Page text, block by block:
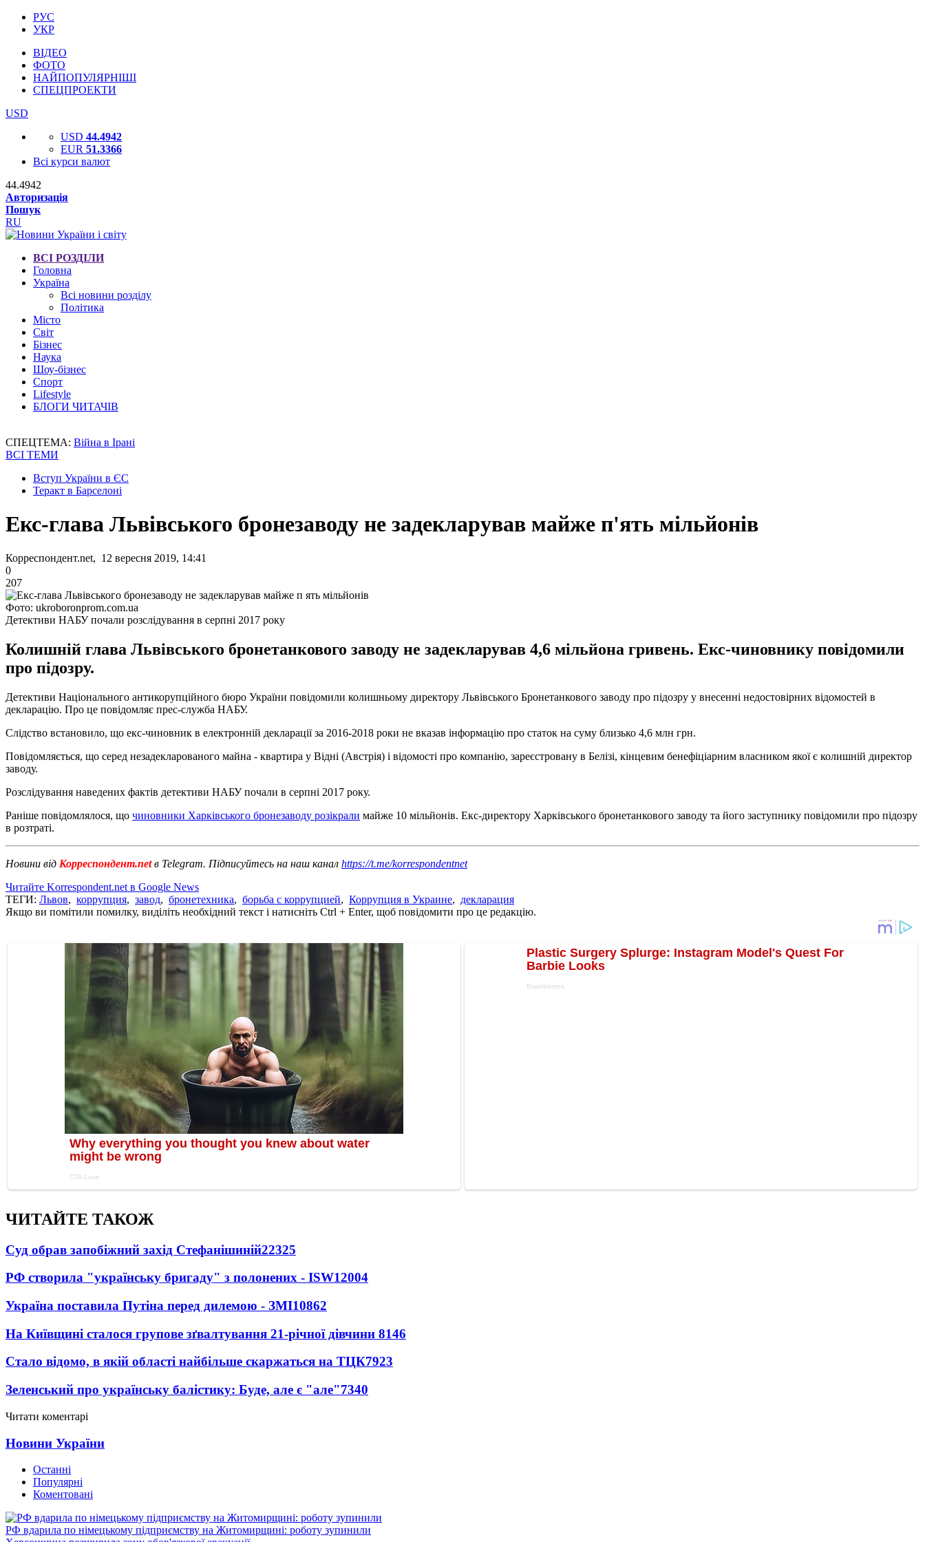
РУС
УКР
ВІДЕО
ФОТО
НАЙПОПУЛЯРНІШІ
СПЕЦПРОЕКТИ
USD
USD 44.4942
EUR 51.3366
Всі курси валют
44.4942
Авторизація
Пошук
RU
ВСІ РОЗДІЛИ
Головна
Україна
Всі новини розділу
Політика
Місто
Світ
Бізнес
Наука
Шоу-бізнес
Спорт
Lifestyle
БЛОГИ ЧИТАЧІВ
СПЕЦТЕМА: Війна в Ірані
ВСІ ТЕМИ
Вступ України в ЄС
Теракт в Барселоні
Екс-глава Львівського бронезаводу не задекларував майже п'ять мільйонів
Корреспондент.net, 12 вересня 2019, 14:41
0
207
Фото: ukroboronprom.com.ua
Детективи НАБУ почали розслідування в серпні 2017 року
Колишній глава Львівського бронетанкового заводу не задекларував 4,6 мільйона гривень. Екс-чиновнику повідомили
про підозру.
Детективи Національного антикорупційного бюро України повідомили колишньому директору Львівського Бронетанкового заводу про підозру у внесенні недостовірних відомостей в
декларацію. Про це повідомляє прес-служба НАБУ.
Слідство встановило, що екс-чиновник в електронній декларації за 2016-2018 роки не вказав інформацію про статок на суму близько 4,6 млн грн.
Повідомляється, що серед незадекларованого майна - квартира у Відні (Австрія) і відомості про компанію, зареєстровану в Белізі, кінцевим бенефіціарним власником якої є колишній директор
заводу.
Розслідування наведених фактів детективи НАБУ почали в серпні 2017 року.
Раніше повідомлялося, що чиновники Харківського бронезаводу розікрали майже 10 мільйонів. Екс-директору Харківського бронетанкового заводу та його заступнику повідомили про підозру
в розтраті.
Новини від Корреспондент.netв Telegram. Підписуйтесь на наш канал https://t.me/korrespondentnet
Читайте Korrespondent.net в Google News
ТЕГИ: Львов, коррупция, завод, бронетехника, борьба с коррупцией, Коррупция в Украине, декларация
Якщо ви помітили помилку, виділіть необхідний текст і натисніть Ctrl + Enter, щоб повідомити про це редакцію.
ЧИТАЙТЕ ТАКОЖ
Суд обрав запобіжний захід Стефанішиній22325
РФ створила "українську бригаду" з полонених - ISW12004
Україна поставила Путіна перед дилемою - ЗМІ10862
На Київщині сталося групове зґвалтування 21-річної дівчини 8146
Стало відомо, в якій області найбільше скаржаться на ТЦК7923
Зеленський про українську балістику: Буде, але є "але"7340
Читати коментарі
Новини України
Останні
Популярні
Коментовані
РФ вдарила по німецькому підприємству на Житомирщині: роботу зупинили